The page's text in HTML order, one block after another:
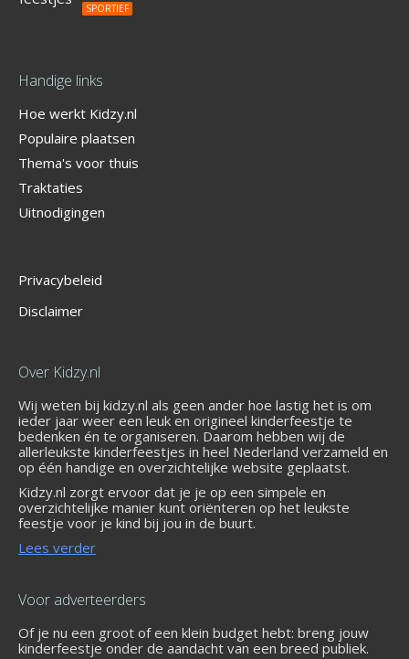
SPORTIEF
Handige links
Hoe werkt Kidzy.nl
Populaire plaatsen
Thema's voor thuis
Traktaties
Uitnodigingen
Privacybeleid
Disclaimer
Over Kidzy.nl
Wij weten bij kidzy.nl als geen ander hoe lastig het is om
ieder jaar weer een leuk en origineel kinderfeestje te
bedenken én te organiseren. Daarom hebben wij de
allerleukste kinderfeestjes in heel Nederland verzameld en
op één handige en overzichtelijke website geplaatst.
Kidzy.nl zorgt ervoor dat je je op een simpele en
overzichtelijke manier kunt oriënteren op het leukste
feestje voor je kind bij jou in de buurt.
Lees verder
Voor adverteerders
Of je nu een groot of een klein budget hebt: breng jouw
kinderfeestje onder de aandacht van een breed publiek.